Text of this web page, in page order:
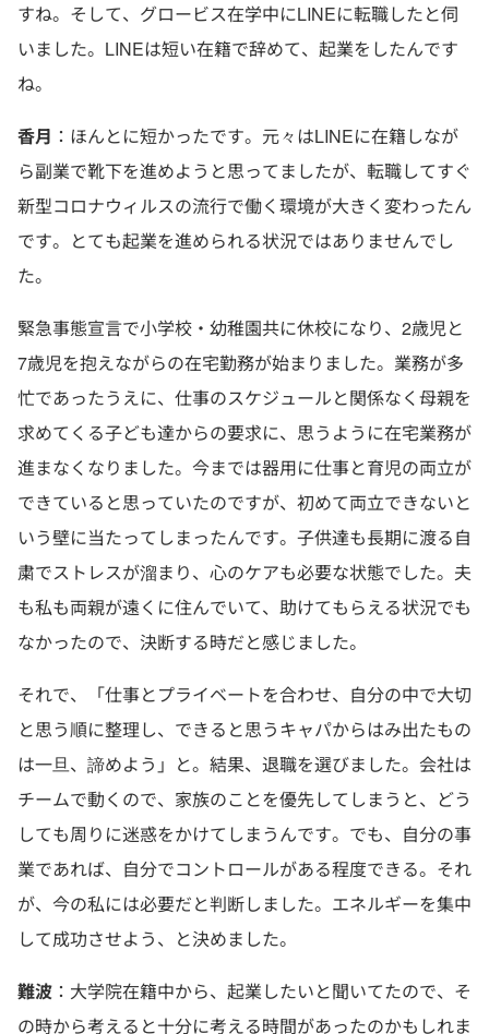
すね。そして、グロービス在学中にLINEに転職したと伺
いました。LINEは短い在籍で辞めて、起業をしたんです
ね。
香月 ：ほんとに短かったです。元々はLINEに在籍しなが
ら副業で靴下を進めようと思ってましたが、転職してすぐ
新型コロナウィルスの流行で働く環境が大きく変わったん
です。とても起業を進められる状況ではありませんでし
た。
緊急事態宣言で小学校・幼稚園共に休校になり、2歳児と
7歳児を抱えながらの在宅勤務が始まりました。業務が多
忙であったうえに、仕事のスケジュールと関係なく母親を
求めてくる子ども達からの要求に、思うように在宅業務が
進まなくなりました。今までは器用に仕事と育児の両立が
できていると思っていたのですが、初めて両立できないと
いう壁に当たってしまったんです。子供達も長期に渡る自
粛でストレスが溜まり、心のケアも必要な状態でした。夫
も私も両親が遠くに住んでいて、助けてもらえる状況でも
なかったので、決断する時だと感じました。
それで、「仕事とプライベートを合わせ、自分の中で大切
と思う順に整理し、できると思うキャパからはみ出たもの
は一旦、諦めよう」と。結果、退職を選びました。会社は
チームで動くので、家族のことを優先してしまうと、どう
しても周りに迷惑をかけてしまうんです。でも、自分の事
業であれば、自分でコントロールがある程度できる。それ
が、今の私には必要だと判断しました。エネルギーを集中
して成功させよう、と決めました。
難波 ：大学院在籍中から、起業したいと聞いてたので、そ
の時から考えると十分に考える時間があったのかもしれま